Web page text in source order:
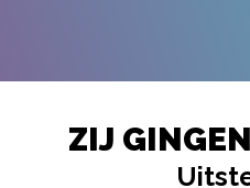
ZIJ